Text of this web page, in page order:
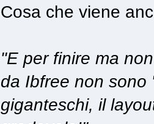
Cosa che viene
"E per finire ma
da Ibfree non sono
giganteschi, il